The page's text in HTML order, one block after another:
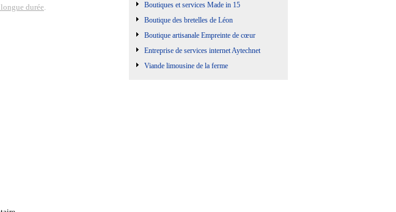
durée.
Boutiques et services Made in 15
Boutique des bretelles de Léon
Boutique artisanale Empreinte de cœur
Entreprise de services internet Aytechnet
Viande limousine de la ferme